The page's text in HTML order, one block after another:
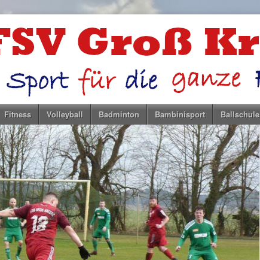
Fitness Volleyball Badminton Bambinisport Ballschule